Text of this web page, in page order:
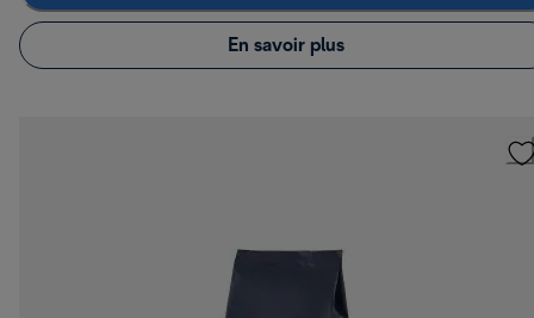
En savoir plus